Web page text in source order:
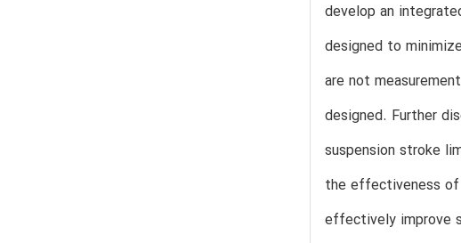
develop an
designed to
are not
designed. Further
suspension stroke
the effectiveness of
effectively improve